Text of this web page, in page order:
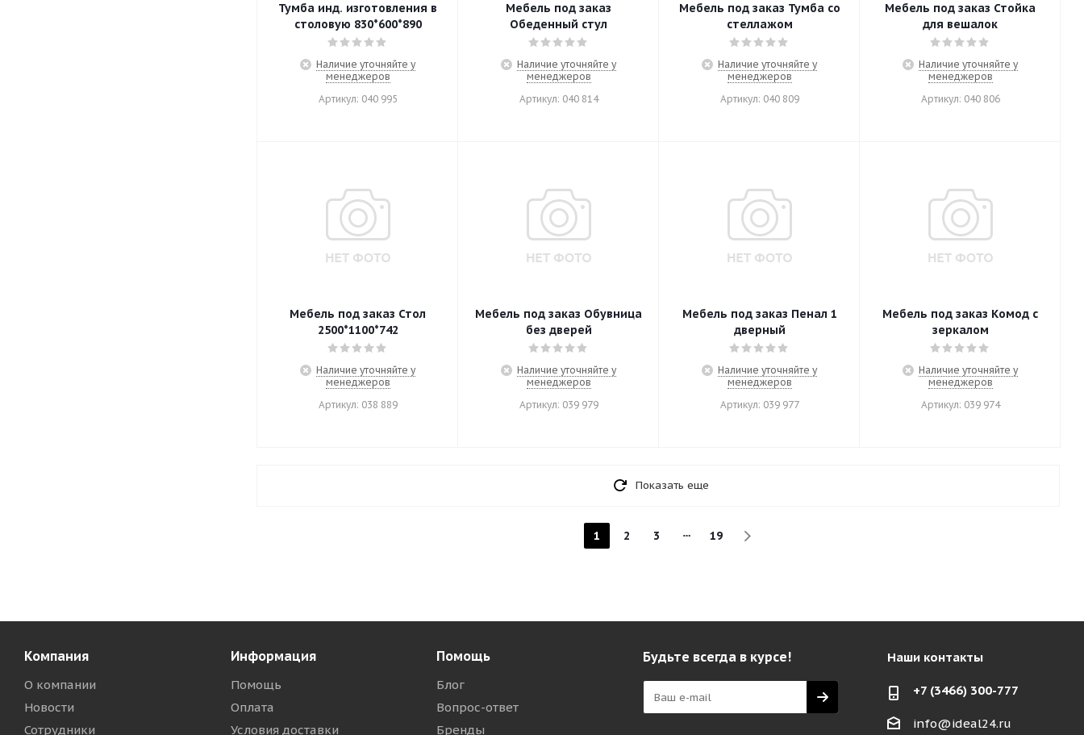
Тумба инд. изготовления в
столовую 830*600*890
Наличие уточняйте у
менеджеров
Артикул: 040 995
Мебель под заказ
Обеденный стул
Наличие уточняйте у
менеджеров
Артикул: 040 814
Мебель под заказ Тумба со
стеллажом
Наличие уточняйте у
менеджеров
Артикул: 040 809
Мебель под заказ Стойка
для вешалок
Наличие уточняйте у
менеджеров
Артикул: 040 806
Мебель под заказ Стол
2500*1100*742
Наличие уточняйте у
менеджеров
Артикул: 038 889
Мебель под заказ Обувница
без дверей
Наличие уточняйте у
менеджеров
Артикул: 039 979
Мебель под заказ Пенал 1
дверный
Наличие уточняйте у
менеджеров
Артикул: 039 977
Мебель под заказ Комод с
зеркалом
Наличие уточняйте у
менеджеров
Артикул: 039 974
Показать еще
1 2 3 19
Компания
О компании
Новости
Сотрудники
Информация
Помощь
Оплата
Условия доставки
Помощь
Блог
Вопрос-ответ
Бренды
Будьте всегда в курсе! Наши контакты
+7 (3466) 300-777
info@ideal24.ru